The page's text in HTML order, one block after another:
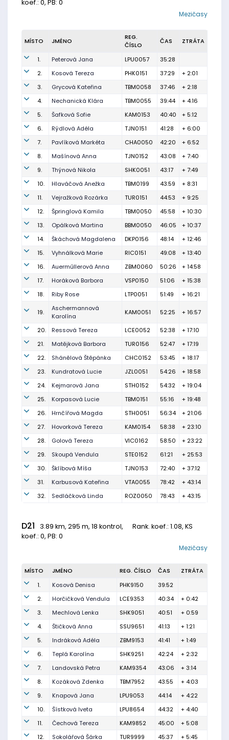
koef.: 0, PB: 0
Mezičasy
MÍSTO JMÉNO
REG.
ČÍSLO
ČAS ZTRÁTA
1. Peterová Jana LPU0057
35:28
2.
Kosová Tereza PHK0151 37:29
+ 2:01
3.
Grycová Kateřina TBM0058 37:46
+ 2:18
4.
Nechanická Klára TBM0055 39:44
+ 4:16
5.
Šafková Sofie KAM0153 40:40
+ 5:12
6.
Rýdlová Adéla TJN0151 41:28
+ 6:00
7.
Pavlíková Markéta CHA0050 42:20
+ 6:52
8.
Mašínová Anna TJN0152 43:08
+ 7:40
9.
Thýnová Nikola SHK0051 43:17
+ 7:49
10.
Hlaváčová Anežka TBM0199 43:59
+ 8:31
11.
Vejražková Rozárka TUR0151 44:53
+ 9:25
12.
Špringlová Kamila TBM0050 45:58
+ 10:30
13.
Opálková Martina BBM0050 46:05
+ 10:37
14.
Škáchová Magdalena DKP0156 48:14
+ 12:46
15.
Vyhnálková Marie RIC0151 49:08
+ 13:40
16.
Auerműllerová Anna ZBM0060 50:26
+ 14:58
17.
Horáková Barbora VSP0150 51:06
+ 15:38
18.
Riby Rose LTP0051 51:49 + 16:21
19.
Aschermannová
Karolína
KAM0051 52:25 + 16:57
20. Ressová Tereza LCE0052 52:38
+ 17:10
21.
Matějková Barbora TUR0156 52:47
+ 17:19
22.
Shánělová Štěpánka CHC0152 53:45
+ 18:17
23.
Kundratová Lucie JZL0051 54:26
+ 18:58
24.
Kejmarová Jana STH0152 54:32
+ 19:04
25.
Korpasová Lucie TBM0151 55:16
+ 19:48
26.
Hrnčířová Magda STH0051 56:34
+ 21:06
27.
Hovorková Tereza KAM0154 58:38
+ 23:10
28.
Golová Tereza VIC0162 58:50
+ 23:22
29.
Skoupá Vendula STE0152 61:21
+ 25:53
30.
Šklíbová Míša TJN0153 72:40
+ 37:12
31.
Karbusová Kateřina VTA0055 78:42
+ 43:14
32.
Sedláčková Linda ROZ0050 78:43 + 43:15
D21 3.89 km, 295 m, 18 kontrol, Rank. koef.: 1.08, KS
koef.: 0, PB: 0
Mezičasy
MÍSTO JMÉNO REG. ČÍSLO ČAS
ZTRÁTA
1.
Kosová Denisa PHK9150
39:52
2.
Horčičková Vendula LCE9353 40:34
+ 0:42
3.
Mechlová Lenka SHK9051 40:51
+ 0:59
4.
Štičková Anna SSU9651 41:13
+ 1:21
5.
Indráková Adéla ZBM9153 41:41
+ 1:49
6.
Teplá Karolína SHK9251 42:24
+ 2:32
7.
Landovská Petra KAM9354 43:06
+ 3:14
8.
Kozáková Zdenka TBM7952 43:55
+ 4:03
9.
Knapová Jana LPU9053 44:14
+ 4:22
10.
Šístková Iveta LPU8654 44:32
+ 4:40
11.
Čechová Tereza KAM9852 45:00
+ 5:08
12.
Sokolářová Šárka TUR9999 45:37
+ 5:45